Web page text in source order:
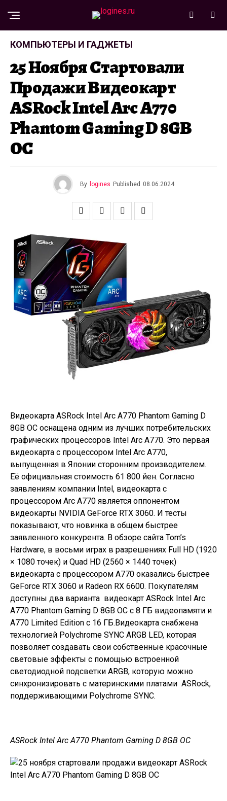
КОМПЬЮТЕРЫ И ГАДЖЕТЫ
25 Ноября Стартовали
Продажи Видеокарт
ASRock Intel Arc A770
Phantom Gaming D 8GB
OC
By logines Published 08.06.2024
Видеокарта ASRock Intel Arc A770 Phantom Gaming D
8GB OC оснащена одним из лучших потребительских
графических процессоров Intel Arc A770. Это первая
видеокарта с процессором Intel Arc A770,
выпущенная в Японии сторонним производителем.
Её официальная стоимость 61 800 йен. Согласно
заявлениям компании Intel, видеокарта с
процессором Arc A770 является оппонентом
видеокарты NVIDIA GeForce RTX 3060. И тесты
показывают, что новинка в общем быстрее
заявленного конкурента. В обзоре сайта Tom’s
Hardware, в восьми играх в разрешениях Full HD (1920
× 1080 точек) и Quad HD (2560 × 1440 точек)
видеокарта с процессором A770 оказались быстрее
GeForce RTX 3060 и Radeon RX 6600. Покупателям
доступны два варианта видеокарт ASRock Intel Arc
A770 Phantom Gaming D 8GB OC с 8 ГБ видеопамяти и
A770 Limited Edition с 16 ГБ.Видеокарта снабжена
технологией Polychrome SYNC ARGB LED, которая
позволяет создавать свои собственные красочные
световые эффекты с помощью встроенной
светодиодной подсветки ARGB, которую можно
синхронизировать с материнскими платами ASRock,
поддерживающими Polychrome SYNC.
ASRock Intel Arc A770 Phantom Gaming D 8GB OC